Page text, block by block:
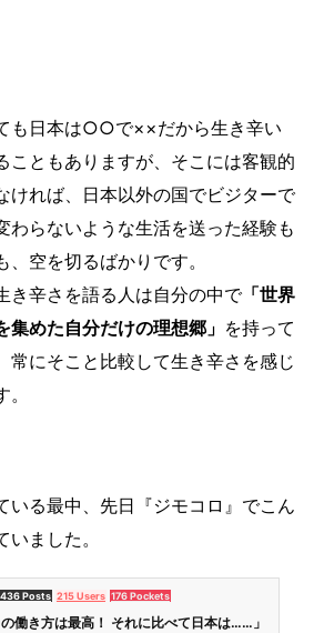
も日本は○○で××だから生き辛い
こともありますが、そこには客観的
ければ、日本以外の国でビジターで
わらないような生活を送った経験も
空を切るばかりです。
辛さを語る人は自分の中で「世界
めた自分だけの理想郷」 を持って
常にそこと比較して生き辛さを感じ
る最中、先日『ジモコロ』でこん
ました。
Posts 215 Users 176 Pockets
の働き方は最高！ それに比べて日本は……」